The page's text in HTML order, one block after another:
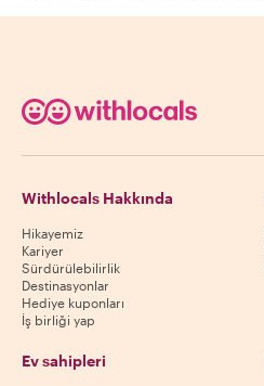
Withlocals Hakkında
Hikayemiz
Kariyer
Sürdürülebilirlik
Destinasyonlar
Hediye kuponları
İş birliği yap
Ev sahipleri